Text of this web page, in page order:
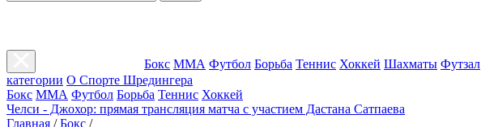
Бокс ММА Футбол Борьба Теннис Хоккей Шахматы Футзал
категории О Спорте Шредингера
Бокс ММА Футбол Борьба Теннис Хоккей
Челси - Джохор: прямая трансляция матча с участием Дастана Сатпаева
Главная / Бокс /